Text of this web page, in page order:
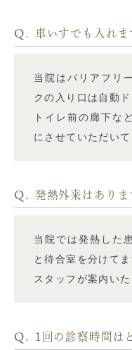
Q. 車いすでも入れま
当院はバリアフリ
クの入り口は自動
トイレ前の廊下な
にさせていただいて
Q. 発熱外来はありま
当院では発熱した
と待合室を分けてま
スタッフが案内いた
Q. 1回の診察時間は